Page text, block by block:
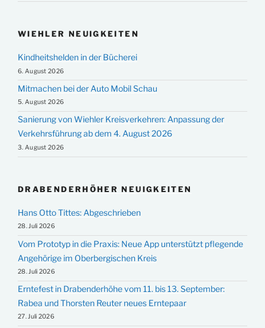
WIEHLER NEUIGKEITEN
Kindheitshelden in der Bücherei
6. August 2026
Mitmachen bei der Auto Mobil Schau
5. August 2026
Sanierung von Wiehler Kreisverkehren: Anpassung der
Verkehrsführung ab dem 4. August 2026
3. August 2026
DRABENDERHÖHER NEUIGKEITEN
Hans Otto Tittes: Abgeschrieben
28. Juli 2026
Vom Prototyp in die Praxis: Neue App unterstützt pflegende
Angehörige im Oberbergischen Kreis
28. Juli 2026
Erntefest in Drabenderhöhe vom 11. bis 13. September:
Rabea und Thorsten Reuter neues Erntepaar
27. Juli 2026